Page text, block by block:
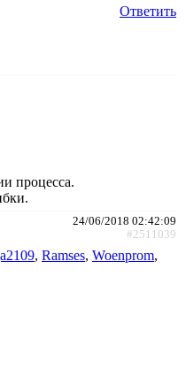
Ответить
процесса.
24/06/2018 02:42:09
#2511039
, Ramses, Woenprom,